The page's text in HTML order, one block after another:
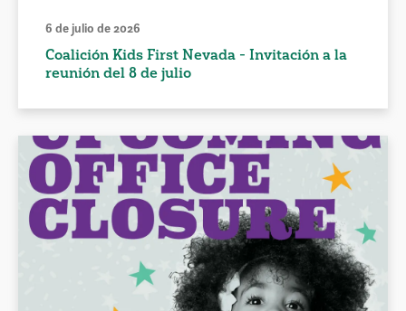
6 de julio de 2026
Coalición Kids First Nevada - Invitación a la
reunión del 8 de julio